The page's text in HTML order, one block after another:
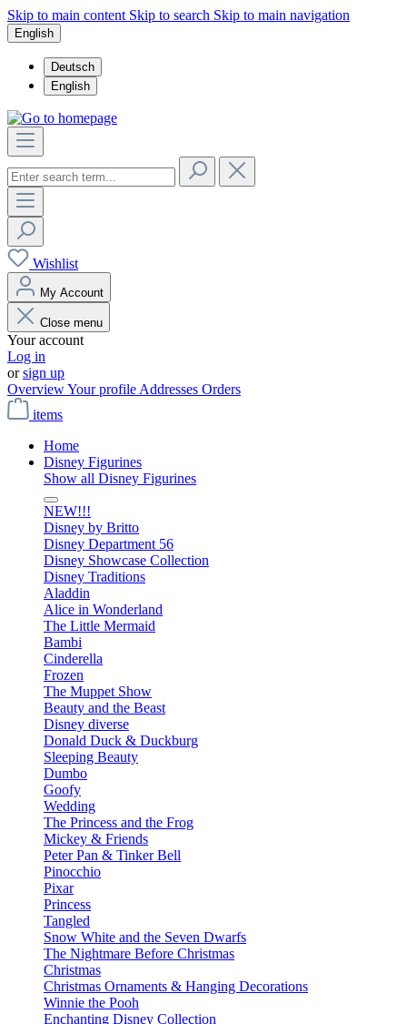
Skip to main content Skip to search Skip to main navigation
English
Deutsch
English
Wishlist
My Account
Close menu
Your account
Log in
orsign up
OverviewYour profile Addresses Orders
items
Home
Disney Figurines
Show all Disney Figurines
NEW!!!
Disney by Britto
Disney Department 56
Disney Showcase Collection
Disney Traditions
Aladdin
Alice in Wonderland
The Little Mermaid
Bambi
Cinderella
Frozen
The Muppet Show
Beauty and the Beast
Disney diverse
Donald Duck & Duckburg
Sleeping Beauty
Dumbo
Goofy
Wedding
The Princess and the Frog
Mickey & Friends
Peter Pan & Tinker Bell
Pinocchio
Pixar
Princess
Tangled
Snow White and the Seven Dwarfs
The Nightmare Before Christmas
Christmas
Christmas Ornaments & Hanging Decorations
Winnie the Pooh
Enchanting Disney Collection